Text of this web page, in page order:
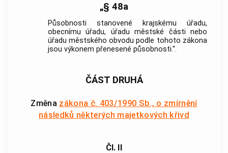
„§ 48a
Působnosti stanovené krajskému úřadu,
obecnímu úřadu, úřadu městské části nebo
úřadu městského obvodu podle tohoto zákona
jsou výkonem přenesené působnosti.“.
ČÁST DRUHÁ
Změna zákona č. 403/1990 Sb., o zmírnění
následků některých majetkových křivd
Čl. II